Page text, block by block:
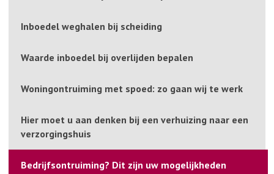
Inboedel weghalen bij scheiding
Waarde inboedel bij overlijden bepalen
Woningontruiming met spoed: zo gaan wij te werk
Hier moet u aan denken bij een verhuizing naar een
verzorgingshuis
Bedrijfsontruiming? Dit zijn uw mogelijkheden